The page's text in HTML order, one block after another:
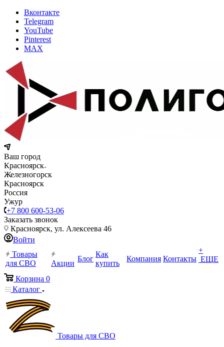
Вконтакте
Telegram
YouTube
Pinterest
MAX
Ваш город
Красноярск
Железногорск
Красноярск
Россия
Ужур
+7 800 600-53-06
Заказать звонок
Красноярск, ул. Алексеева 46
Войти
Товары
для СВО
Акции
Блог
Как
купить
Компания Контакты
+
ЕЩЕ
Корзина 0
Каталог
Товары для СВО